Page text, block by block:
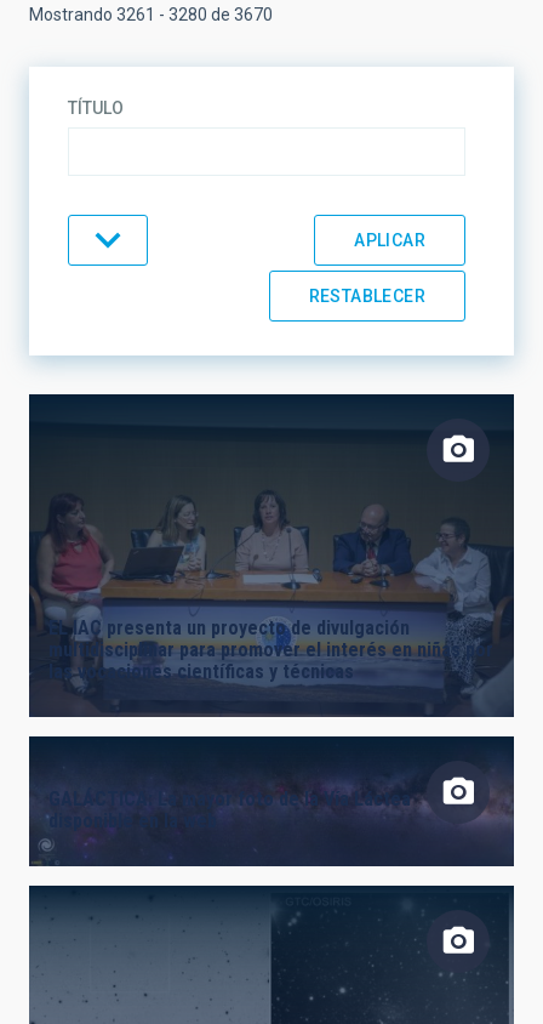
Mostrando 3261 - 3280 de 3670
TÍTULO
LÍNEAS DE INSTRUMENTACIÓN
LÍNEAS IACTEC
INSTALACIÓN
EL IAC presenta un proyecto de divulgación
multidisciplinar para promover el interés en niñas por
las vocaciones científicas y técnicas
GALÁCTICA: La mayor foto de la Vía Láctea